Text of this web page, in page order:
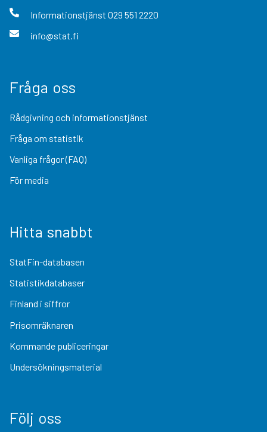
Informationstjänst 029 551 2220
info@stat.fi
Fråga oss
Rådgivning och informationstjänst
Fråga om statistik
Vanliga frågor (FAQ)
För media
Hitta snabbt
StatFin-databasen
Statistikdatabaser
Finland i siffror
Prisomräknaren
Kommande publiceringar
Undersökningsmaterial
Följ oss